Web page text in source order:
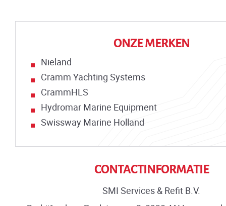
ONZE MERKEN
Nieland
Cramm Yachting Systems
CrammHLS
Hydromar Marine Equipment
Swissway Marine Holland
CONTACTINFORMATIE
SMI Services & Refit B.V.